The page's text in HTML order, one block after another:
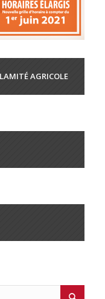
AGRICOLE